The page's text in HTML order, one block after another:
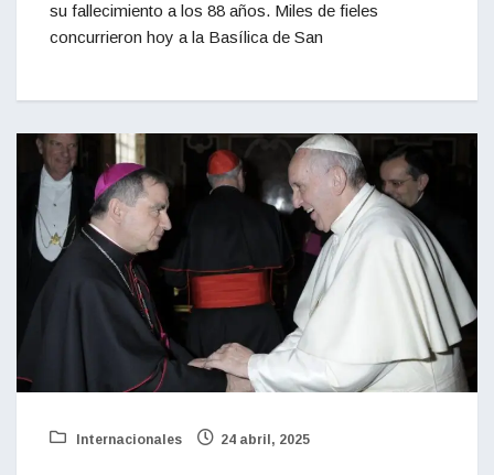
su fallecimiento a los 88 años. Miles de fieles
concurrieron hoy a la Basílica de San
Internacionales 24 abril, 2025